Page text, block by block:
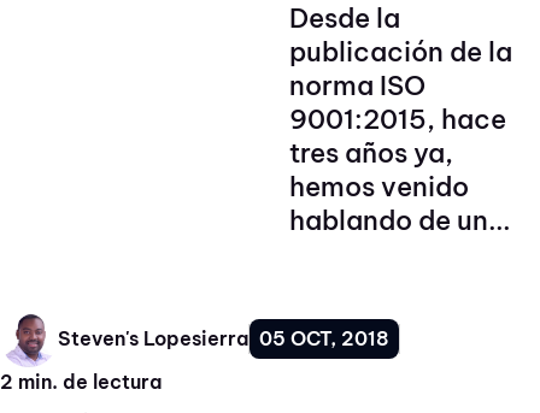
Desde la
publicación de la
norma ISO
9001:2015, hace
tres años ya,
hemos venido
hablando de un...
Steven's Lopesierra 05 OCT, 2018
2 min. de lectura